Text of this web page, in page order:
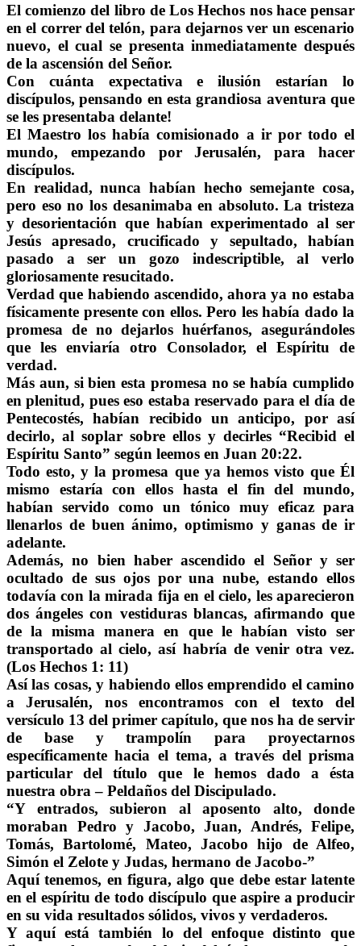
El comienzo del libro de Los Hechos nos hace pensar
en el correr del telón, para dejarnos ver un escenario
nuevo, el cual se presenta inmediatamente después
de la ascensión del Señor.
Con cuánta expectativa e ilusión estarían lo
discípulos, pensando en esta grandiosa aventura que
se les presentaba delante!
El Maestro los había comisionado a ir por todo el
mundo, empezando por Jerusalén, para hacer
discípulos.
En realidad, nunca habían hecho semejante cosa,
pero eso no los desanimaba en absoluto. La tristeza
y desorientación que habían experimentado al ser
Jesús apresado, crucificado y sepultado, habían
pasado a ser un gozo indescriptible, al verlo
gloriosamente resucitado.
Verdad que habiendo ascendido, ahora ya no estaba
físicamente presente con ellos. Pero les había dado la
promesa de no dejarlos huérfanos, asegurándoles
que les enviaría otro Consolador, el Espíritu de
verdad.
Más aun, si bien esta promesa no se había cumplido
en plenitud, pues eso estaba reservado para el día de
Pentecostés, habían recibido un anticipo, por así
decirlo, al soplar sobre ellos y decirles “Recibid el
Espíritu Santo” según leemos en Juan 20:22.
Todo esto, y la promesa que ya hemos visto que Él
mismo estaría con ellos hasta el fin del mundo,
habían servido como un tónico muy eficaz para
llenarlos de buen ánimo, optimismo y ganas de ir
adelante.
Además, no bien haber ascendido el Señor y ser
ocultado de sus ojos por una nube, estando ellos
todavía con la mirada fija en el cielo, les aparecieron
dos ángeles con vestiduras blancas, afirmando que
de la misma manera en que le habían visto ser
transportado al cielo, así habría de venir otra vez.
(Los Hechos 1: 11)
Así las cosas, y habiendo ellos emprendido el camino
a Jerusalén, nos encontramos con el texto del
versículo 13 del primer capítulo, que nos ha de servir
de base y trampolín para proyectarnos
específicamente hacia el tema, a través del prisma
particular del título que le hemos dado a ésta
nuestra obra – Peldaños del Discipulado.
“Y entrados, subieron al aposento alto, donde
moraban Pedro y Jacobo, Juan, Andrés, Felipe,
Tomás, Bartolomé, Mateo, Jacobo hijo de Alfeo,
Simón el Zelote y Judas, hermano de Jacobo-”
Aquí tenemos, en figura, algo que debe estar latente
en el espíritu de todo discípulo que aspire a producir
en su vida resultados sólidos, vivos y verdaderos.
Y aquí está también lo del enfoque distinto que